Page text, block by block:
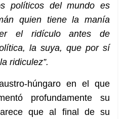
políticos del mundo es
quien tiene la manía
el ridículo antes de
la suya, que por sí
ridiculez”.
húngaro en el que
profundamente su
que al final de su